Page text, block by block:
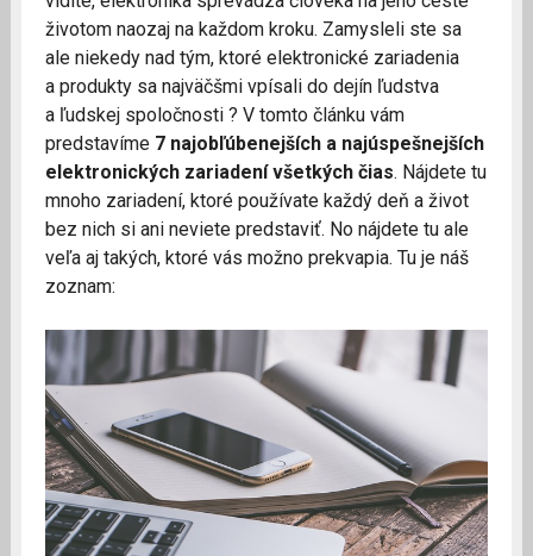
životom naozaj na každom kroku. Zamysleli ste sa
ale niekedy nad tým, ktoré elektronické zariadenia
a produkty sa najväčšmi vpísali do dejín ľudstva
a ľudskej spoločnosti ? V tomto článku vám
predstavíme 7 najobľúbenejších a najúspešnejších
elektronických zariadení všetkých čias. Nájdete tu
mnoho zariadení, ktoré používate každý deň a život
bez nich si ani neviete predstaviť. No nájdete tu ale
veľa aj takých, ktoré vás možno prekvapia. Tu je náš
zoznam: